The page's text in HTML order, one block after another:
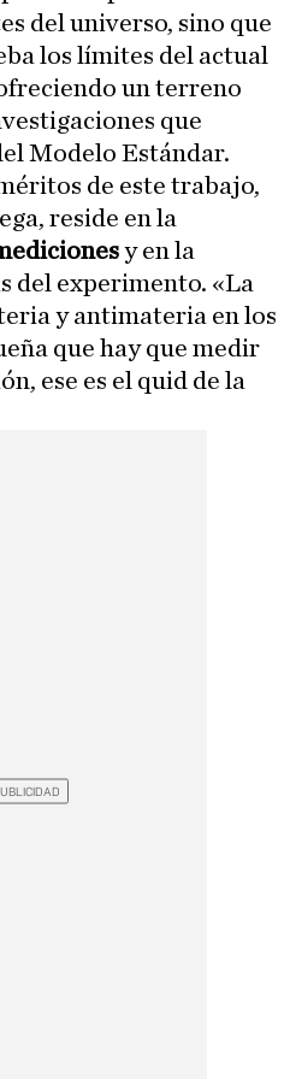
del universo, sino que
los límites del actual
un terreno
que
Modelo Estándar.
de este trabajo,
reside en la
y en la
del experimento. «La
y antimateria en los
que hay que medir
ese es el quid de la